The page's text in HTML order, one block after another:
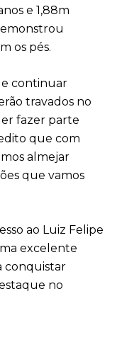
e 1,88m
os pés.
continuar
travados no
fazer parte
que com
almejar
que vamos
ao Luiz Felipe
excelente
conquistar
no